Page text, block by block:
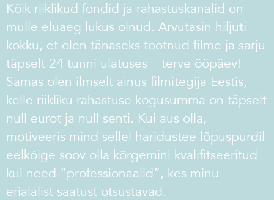
Kõik riiklikud fondid ja rahastuskanalid on
mulle eluaeg lukus olnud. Arvutasin hiljuti
kokku, et olen tänaseks tootnud filme ja sarju
täpselt 24 tunni ulatuses – terve ööpäev!
Samas olen ilmselt ainus filmitegija Eestis,
kelle riikliku rahastuse kogusumma on täpselt
null eurot ja null senti. Kui aus olla,
motiveeris mind sellel haridustee lõpuspurdil
eelkõige soov olla kõrgemini kvalifitseeritud
kui need ”professionaalid”, kes minu
erialalist saatust otsustavad.